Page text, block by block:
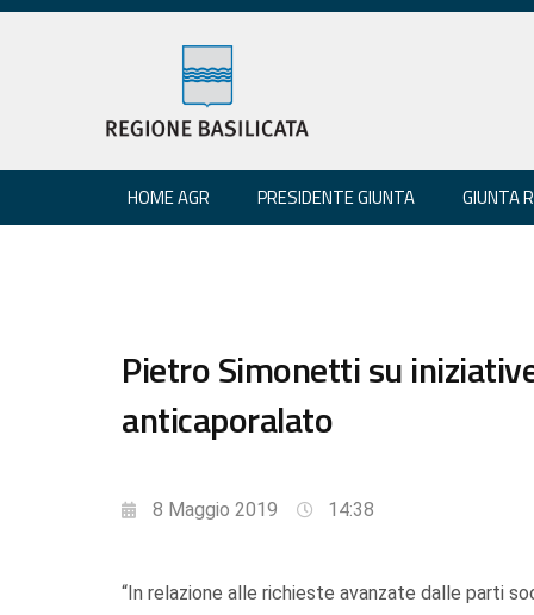
HOME AGR PRESIDENTE GIUNTA GIUNTA
Pietro Simonetti su
anticaporalato
8 Maggio 2019 14:38
“In relazione alle richieste avanzate dalle parti